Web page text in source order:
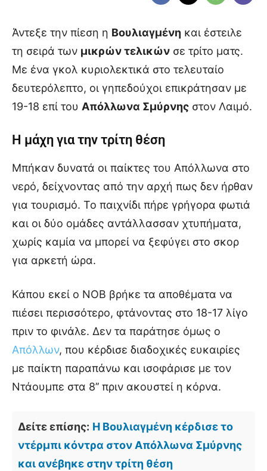
Άντεξε την πίεση η Βουλιαγμένη και έστειλε
τη σειρά των μικρών τελικών σε τρίτο ματς.
Με ένα γκολ κυριολεκτικά στο τελευταίο
δευτερόλεπτο, οι γηπεδούχοι επικράτησαν με
19-18 επί του Απόλλωνα Σμύρνης στον Λαιμό.
Η μάχη για την τρίτη θέση
Μπήκαν δυνατά οι παίκτες του Απόλλωνα στο
νερό, δείχνοντας από την αρχή πως δεν ήρθαν
για τουρισμό. Το παιχνίδι πήρε γρήγορα φωτιά
και οι δύο ομάδες αντάλλασσαν χτυπήματα,
χωρίς καμία να μπορεί να ξεφύγει στο σκορ
για αρκετή ώρα.
Κάπου εκεί ο ΝΟΒ βρήκε τα αποθέματα να
πιέσει περισσότερο, φτάνοντας στο 18-17 λίγο
πριν το φινάλε. Δεν τα παράτησε όμως ο
Απόλλων, που κέρδισε διαδοχικές ευκαιρίες
με παίκτη παραπάνω και ισοφάρισε με τον
Ντάουμπε στα 8’’ πριν ακουστεί η κόρνα.
Δείτε επίσης: Η Βουλιαγμένη κέρδισε το
ντέρμπι κόντρα στον Απόλλωνα Σμύρνης
και ανέβηκε στην τρίτη θέση